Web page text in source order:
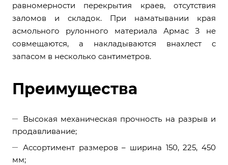
равномерности перекрытия краев, отсутствия
заломов и складок. При наматывании края
асмольного рулонного материала Армас З не
совмещаются, а накладываются внахлест с
запасом в несколько сантиметров.
Преимущества
Высокая механическая прочность на разрыв и
продавливание;
Ассортимент размеров – ширина 150, 225, 450
мм;